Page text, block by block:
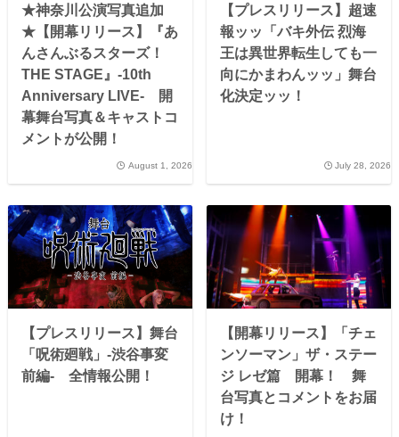
★神奈川公演写真追加
★【開幕リリース】『あ
んさんぶるスターズ！
THE STAGE』-10th
Anniversary LIVE- 開
幕舞台写真＆キャストコ
メントが公開！
August 1, 2026
【プレスリリース】超速
報ッッ「バキ外伝 烈海
王は異世界転生しても一
向にかまわんッッ」舞台
化決定ッッ！
July 28, 2026
【プレスリリース】舞台
「呪術廻戦」-渋谷事変
前編- 全情報公開！
【開幕リリース】「チェ
ンソーマン」ザ・ステー
ジ レゼ篇 開幕！ 舞
台写真とコメントをお届
け！